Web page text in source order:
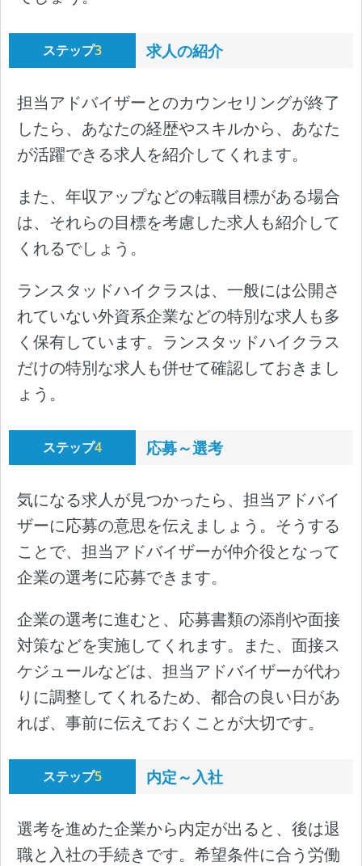
ステップ3 求人の紹介
担当アドバイザーとのカウンセリングが終了
したら、あなたの経歴やスキルから、あなた
が活躍できる求人を紹介してくれます。
また、年収アップなどの転職目標がある場合
は、それらの目標を考慮した求人も紹介して
くれるでしょう。
ランスタッドハイクラスは、一般には公開さ
れていない外資系企業などの特別な求人も多
く保有しています。ランスタッドハイクラス
だけの特別な求人も併せて確認しておきまし
ょう。
ステップ4 応募～選考
気になる求人が見つかったら、担当アドバイ
ザーに応募の意思を伝えましょう。そうする
ことで、担当アドバイザーが仲介役となって
企業の選考に応募できます。
企業の選考に進むと、応募書類の添削や面接
対策などを実施してくれます。また、面接ス
ケジュールなどは、担当アドバイザーが代わ
りに調整してくれるため、都合の良い日があ
れば、事前に伝えておくことが大切です。
ステップ5 内定～入社
選考を進めた企業から内定が出ると、後は退
職と入社の手続きです。希望条件に合う労働